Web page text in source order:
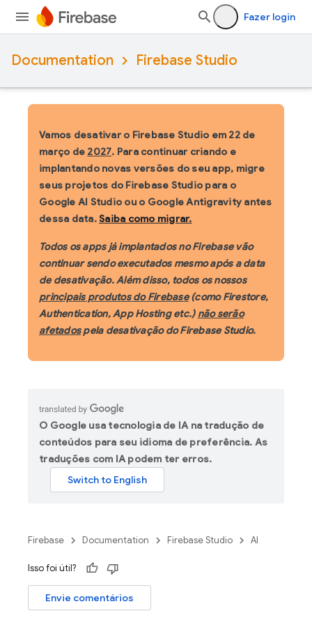
Fazer login
Documentation Firebase Studio
Vamos desativar o Firebase Studio em 22 de
março de 2027. Para continuar criando e
implantando novas versões do seu app, migre
seus projetos do Firebase Studio para o
Google AI Studio ou o Google Antigravity antes
dessa data.Saiba como migrar.
Todos os apps já implantados no Firebase vão
continuar sendo executados mesmo após a data
de desativação. Além disso, todos os nossos
principais produtos do Firebase(como Firestore,
Authentication, App Hosting etc.) não serão
afetadospela desativação do Firebase Studio.
O Google usa tecnologia de IA na tradução de
conteúdos para seu idioma de preferência. As
traduções com IA podem ter erros.
Firebase Documentation Firebase Studio AI
Isso foi útil?
Envie comentários